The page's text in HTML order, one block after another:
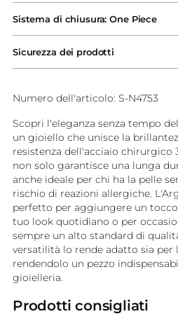
al
carrello...
Sistema di chiusura: One Piece
Sicurezza dei prodotti
Numero dell'articolo: S-N4753
Scopri l'eleganza senza tempo
un gioiello che unisce la
resistenza dell'acciaio chirurgico
non solo garantisce una lunga
anche ideale per chi ha la pelle
rischio di reazioni allergiche.
perfetto per aggiungere un
tuo look quotidiano o per
sempre un alto standard di
versatilità lo rende adatto sia per
rendendolo un pezzo
gioielleria.
Prodotti consigliati